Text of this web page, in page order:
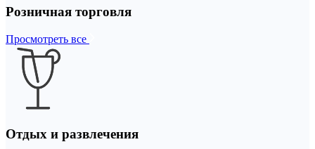
Розничная торговля
Просмотреть все
Отдых и развлечения